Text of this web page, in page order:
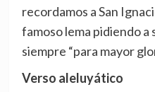
recordamos a San
famoso lema pidiendo a
siempre “para mayor
Verso aleluyático